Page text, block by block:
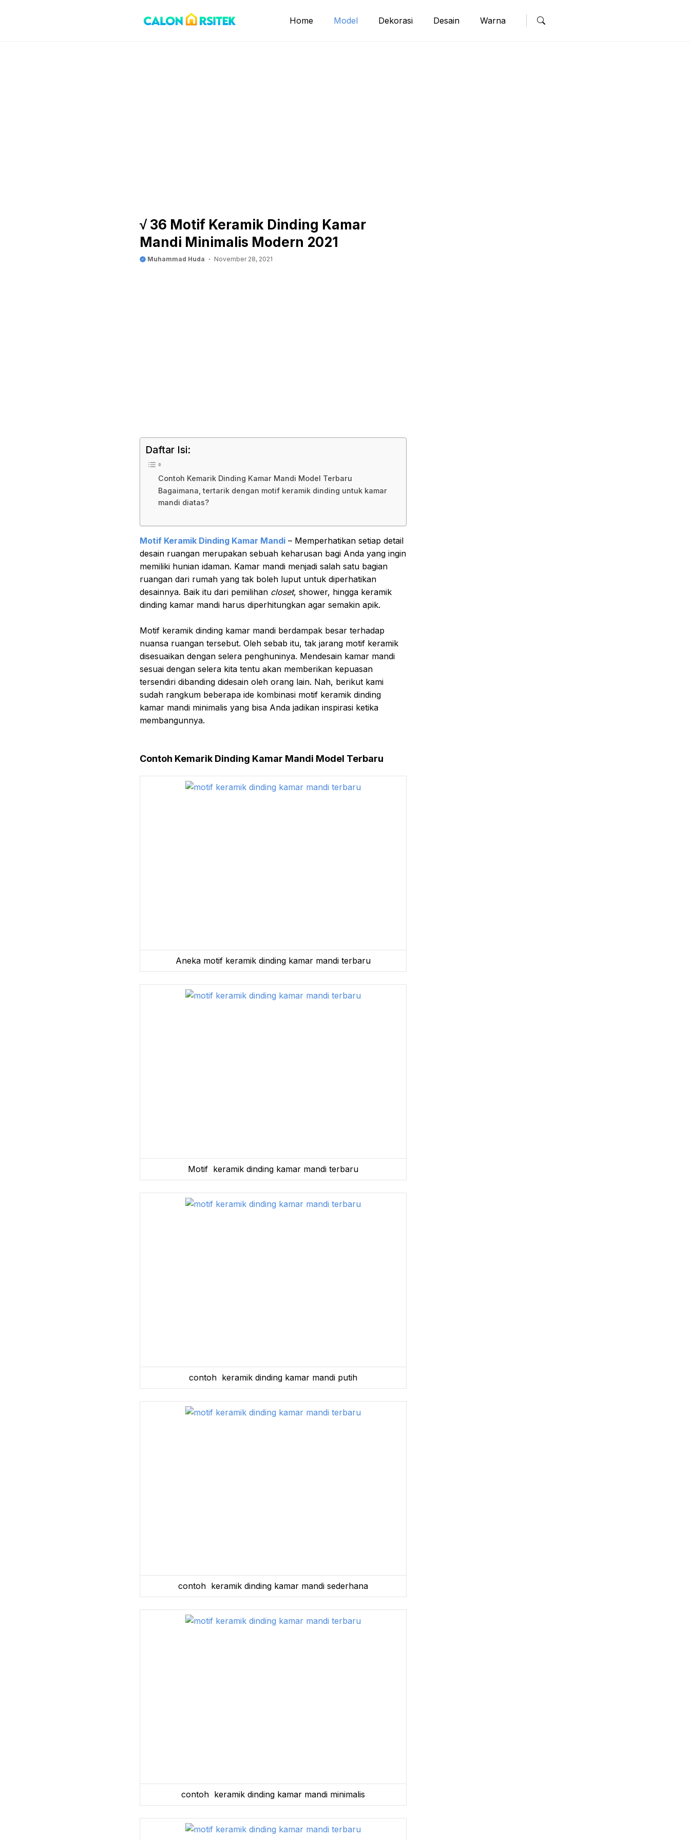
Home Model Dekorasi Desain Warna
√ 36 Motif Keramik Dinding Kamar
Mandi Minimalis Modern 2021
Muhammad Huda November 28, 2021
Daftar Isi:
Contoh Kemarik Dinding Kamar Mandi Model Terbaru
Bagaimana, tertarik dengan motif keramik dinding untuk kamar
mandi diatas?
Motif Keramik Dinding Kamar Mandi – Memperhatikan setiap detail
desain ruangan merupakan sebuah keharusan bagi Anda yang ingin
memiliki hunian idaman. Kamar mandi menjadi salah satu bagian
ruangan dari rumah yang tak boleh luput untuk diperhatikan
desainnya. Baik itu dari pemilihan closet, shower, hingga keramik
dinding kamar mandi harus diperhitungkan agar semakin apik.
Motif keramik dinding kamar mandi berdampak besar terhadap
nuansa ruangan tersebut. Oleh sebab itu, tak jarang motif keramik
disesuaikan dengan selera penghuninya. Mendesain kamar mandi
sesuai dengan selera kita tentu akan memberikan kepuasan
tersendiri dibanding didesain oleh orang lain. Nah, berikut kami
sudah rangkum beberapa ide kombinasi motif keramik dinding
kamar mandi minimalis yang bisa Anda jadikan inspirasi ketika
membangunnya.
Contoh Kemarik Dinding Kamar Mandi Model Terbaru
Aneka motif keramik dinding kamar mandi terbaru
Motif keramik dinding kamar mandi terbaru
contoh keramik dinding kamar mandi putih
contoh keramik dinding kamar mandi sederhana
contoh keramik dinding kamar mandi minimalis